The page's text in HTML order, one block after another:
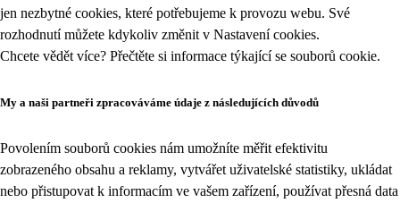
jen nezbytné cookies, které potřebujeme k provozu webu. Své
rozhodnutí můžete kdykoliv změnit v Nastavení cookies.
Chcete vědět více? Přečtěte si informace týkající se souborů cookie.
My a naši partneři zpracováváme údaje z následujících důvodů
Povolením souborů cookies nám umožníte měřit efektivitu
zobrazeného obsahu a reklamy, vytvářet uživatelské statistiky, ukládat
nebo přistupovat k informacím ve vašem zařízení, používat přesná data